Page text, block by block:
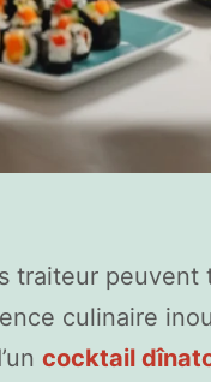
traiteur peuvent
culinaire
cocktail